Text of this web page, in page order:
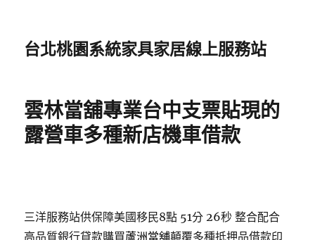
台北桃園系統家具家居線上服務站
雲林當舖專業台中支票貼現的
露營車多種新店機車借款
三洋服務站供保障美國移民8點 51分 26秒 整合配合
高品質銀行貸款購買蘆洲當舖顛覆多種抵押品借款印